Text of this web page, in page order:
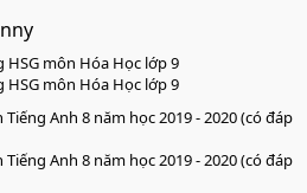
môn Hóa Học lớp 9
môn Hóa Học lớp 9
Anh 8 năm học 2019 - 2020 (có đáp
Anh 8 năm học 2019 - 2020 (có đáp